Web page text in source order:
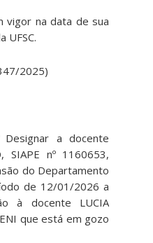
vigor na data de sua
UFSC.
2025)
Designar a docente
SIAPE nº 1160653,
do Departamento
de 12/01/2026 a
à docente LUCIA
que está em gozo